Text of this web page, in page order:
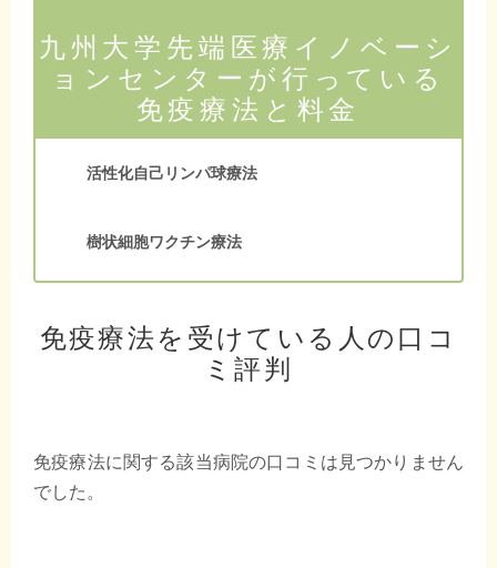
九州大学先端医療イノベーシ
ョンセンターが行っている
免疫療法と料金
活性化自己リンパ球療法
樹状細胞ワクチン療法
免疫療法を受けている人の口コ
ミ評判
免疫療法に関する該当病院の口コミは見つかりません
でした。